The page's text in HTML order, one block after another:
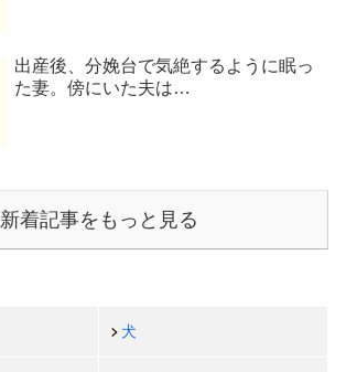
出産後、分娩台で気絶するように眠っ
た妻。傍にいた夫は…
新着記事をもっと見る
犬